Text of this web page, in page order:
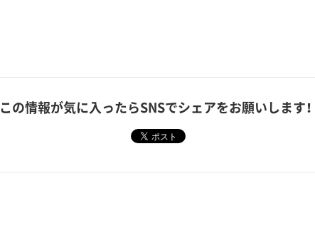
この情報が気に入ったらSNSでシェアをお願いします！